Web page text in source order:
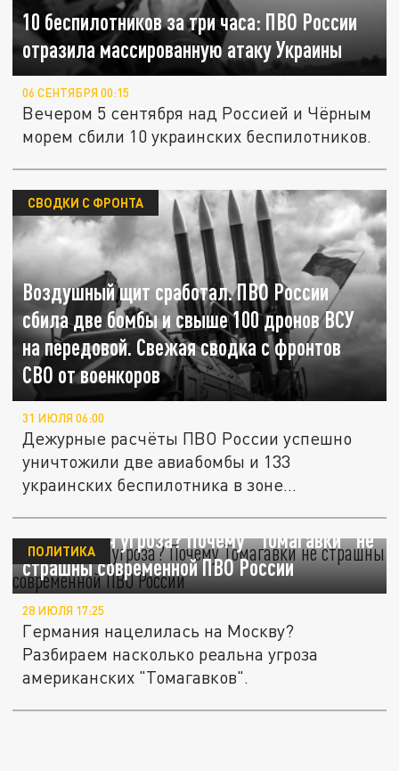
10 беспилотников за три часа: ПВО России
отразила массированную атаку Украины
06 СЕНТЯБРЯ 00:15
Вечером 5 сентября над Россией и Чёрным
морем сбили 10 украинских беспилотников.
Воздушный щит сработал. ПВО России
сбила две бомбы и свыше 100 дронов ВСУ
на передовой. Свежая сводка с фронтов
СВО от военкоров
СВОДКИ С ФРОНТА
31 ИЮЛЯ 06:00
Дежурные расчёты ПВО России успешно
уничтожили две авиабомбы и 133
украинских беспилотника в зоне
Устаревшая угроза? Почему "Томагавки" не
страшны современной ПВО России
ПОЛИТИКА
28 ИЮЛЯ 17:25
Германия нацелилась на Москву?
Разбираем насколько реальна угроза
американских "Томагавков".